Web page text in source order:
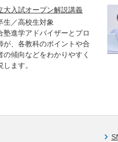
大入試オープン解説講義
生／高校生対象
塾進学アドバイザーとプロ
が、各教科のポイントや合
の傾向などをわかりやすく
します。